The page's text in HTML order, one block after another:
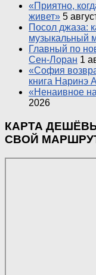
«Приятно,
живет» 5
Посол джаза:
музыкальный
Главный по
Сен-Лоран 1
«София
книга Наринэ
«Ненаивное
2026
КАРТА
СВОЙ